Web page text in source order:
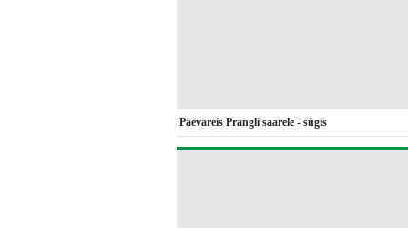
Päevareis Prangli saarele - sügis